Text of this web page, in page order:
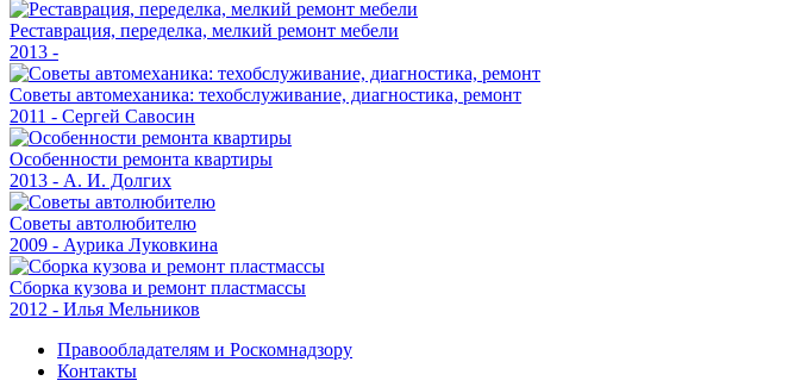
Реставрация, переделка, мелкий ремонт мебели
2013 -
Советы автомеханика: техобслуживание, диагностика, ремонт
2011 - Сергей Савосин
Особенности ремонта квартиры
2013 - А. И. Долгих
Советы автолюбителю
2009 - Аурика Луковкина
Сборка кузова и ремонт пластмассы
2012 - Илья Мельников
Правообладателям и Роскомнадзору
Контакты